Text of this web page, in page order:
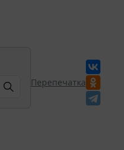
Перепечатка